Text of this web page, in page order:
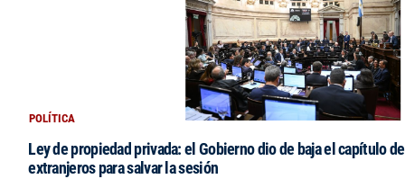
POLÍTICA
Ley de propiedad privada: el Gobierno dio de baja el capítulo
extranjeros para salvar la sesión